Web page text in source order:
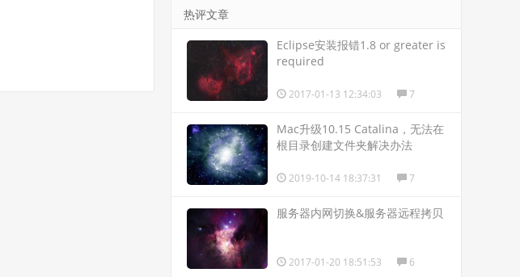
热评文章
Eclipse安装报错1.8 or greater is
required
2017-01-13 12:34:03 7
Mac升级10.15 Catalina，无法在
根目录创建文件夹解决办法
2019-10-14 18:37:31 7
服务器内网切换&服务器远程拷贝
2017-01-20 18:51:53 6